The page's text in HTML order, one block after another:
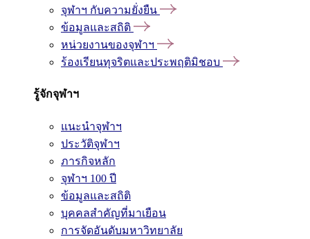
จุฬาฯ กับความยั่งยืน
ข้อมูลและสถิติ
หน่วยงานของจุฬาฯ
ร้องเรียนทุจริตและประพฤติมิชอบ
รู้จักจุฬาฯ
แนะนำจุฬาฯ
ประวัติจุฬาฯ
ภารกิจหลัก
จุฬาฯ 100 ปี
ข้อมูลและสถิติ
บุคคลสำคัญที่มาเยือน
การจัดอันดับมหาวิทยาลัย